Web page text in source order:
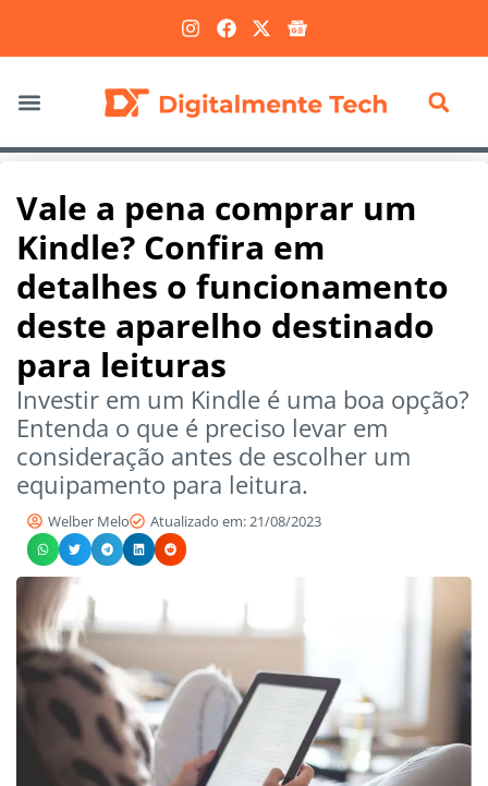
Vale a pena comprar um
Kindle? Confira em
detalhes o funcionamento
deste aparelho destinado
para leituras
Investir em um Kindle é uma boa opção?
Entenda o que é preciso levar em
consideração antes de escolher um
equipamento para leitura.
Welber Melo Atualizado em: 21/08/2023